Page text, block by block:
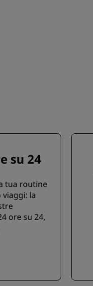
su 24
tua routine
la
ore su 24,